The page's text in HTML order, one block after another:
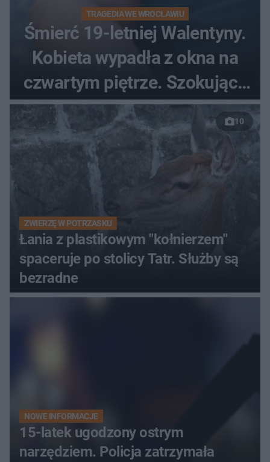
TRAGEDIA WE WROCŁAWIU
Śmierć 19-letniej Walentyny.
Kobieta wypadła z okna na
czwartym piętrze. Szokujące
nagranie trafiło do sieci
10
ZWIERZĘ W POTRZASKU
Łania z plastikowym "kołnierzem"
spaceruje po stolicy Tatr. Służby są
bezradne
NOWE INFORMACJE
15-latek ugodzony ostrym
narzędziem. Policja zatrzymała